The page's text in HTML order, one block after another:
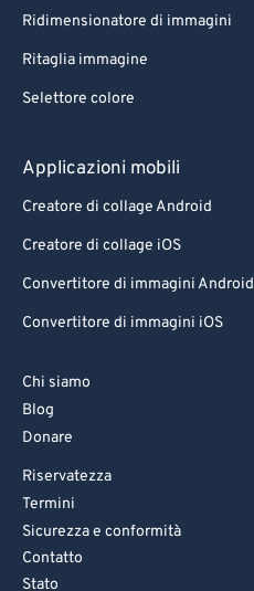
Ridimensionatore di immagini
Ritaglia immagine
Selettore colore
Applicazioni mobili
Creatore di collage Android
Creatore di collage iOS
Convertitore di immagini Android
Convertitore di immagini iOS
Chi siamo
Blog
Donare
Riservatezza
Termini
Sicurezza e conformità
Contatto
Stato